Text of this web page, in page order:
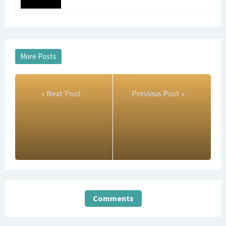
« Next Post Previous Post »
Comments